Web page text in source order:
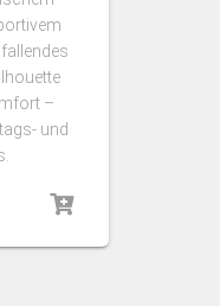
–
und